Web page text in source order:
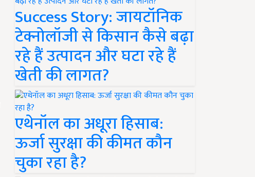
Success Story: जायटॉनिक
टेक्नोलॉजी से किसान कैसे बढ़ा
रहे हैं उत्पादन और घटा रहे हैं
खेती की लागत?
एथेनॉल का अधूरा हिसाब:
ऊर्जा सुरक्षा की कीमत कौन
चुका रहा है?